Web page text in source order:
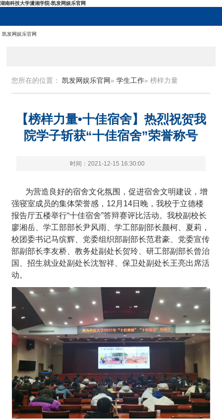
湖南科技大学潇湘学院-凯发网娱乐官网
凯发网娱乐官网
您所在的位置：凯发网娱乐官网»学生工作» 榜样力量
【榜样力量•十佳宿舍】热烈祝贺我
院学子斩获“十佳宿舍”荣誉称号
时间：2021-12-15 16:30:00
为营造良好的宿舍文化氛围，促进宿舍文明建设，增
强寝室成员的集体荣誉感，12月14日晚，我校于立德楼
报告厅五楼举行“十佳宿舍”答辩赛评比活动。我校副校长
廖湘岳、学工部部长尹风雨、学工部副部长颜柯、夏莉，
校团委书记马缤辉、党委组织部副部长范君豪、党委宣传
部副部长李友桥、教务处副处长贺玲、研工部副部长曾治
国、招生就业处副处长沈智祥、保卫处副处长王亮出席活
动。